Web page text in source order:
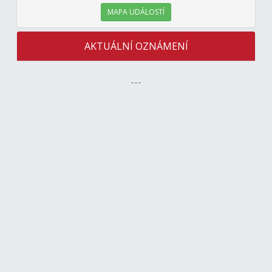
MAPA UDÁLOSTÍ
AKTUÁLNÍ OZNÁMENÍ
---